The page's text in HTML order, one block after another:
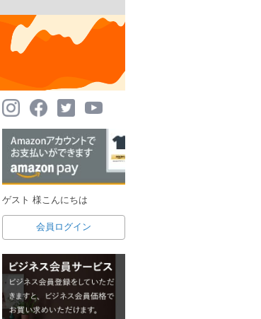
ゲスト 様こんにちは
会員ログイン